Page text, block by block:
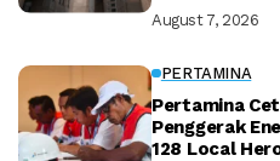
August 7, 2026
PERTAMINA
Pertamina
Penggerak
128 Local